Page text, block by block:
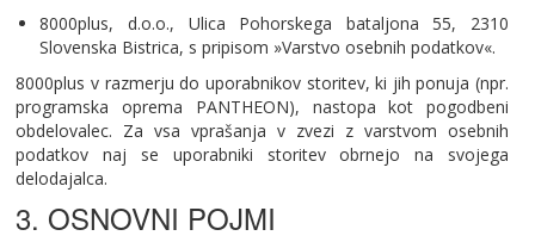
8000plus, d.o.o., Ulica Pohorskega bataljona 55, 2310
Slovenska Bistrica, s pripisom »Varstvo osebnih podatkov«.
8000plus v razmerju do uporabnikov storitev, ki jih ponuja (npr.
programska oprema PANTHEON), nastopa kot pogodbeni
obdelovalec. Za vsa vprašanja v zvezi z varstvom osebnih
podatkov naj se uporabniki storitev obrnejo na svojega
delodajalca.
3. OSNOVNI POJMI